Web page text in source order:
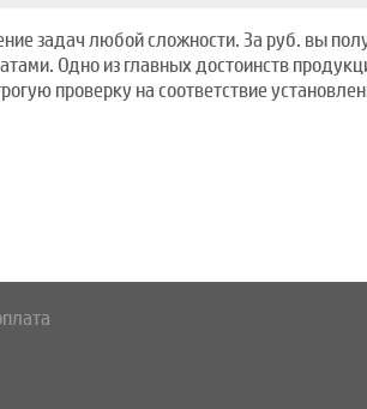
задач любой сложности. За руб. вы
Одно из главных достоинств
проверку на соответствие